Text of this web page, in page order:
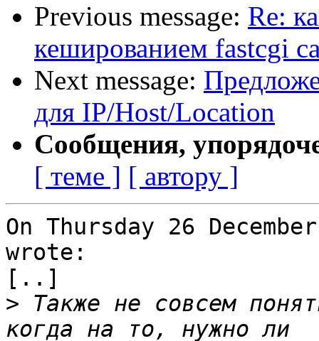
Previous message: Re:
кешированием fastcgi
Next message:
для IP/Host/Location
Сообщения,
[ теме ] [ автору ]
On Thursday 26
wrote:
[..]
> Также не совсем